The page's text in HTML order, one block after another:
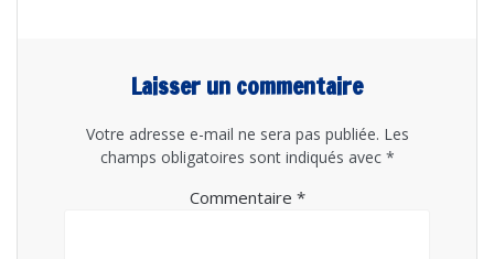
Laisser un commentaire
Votre adresse e-mail ne sera pas publiée. Les
champs obligatoires sont indiqués avec *
Commentaire *